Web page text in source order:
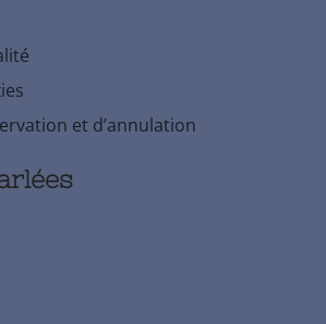
et d’annulation